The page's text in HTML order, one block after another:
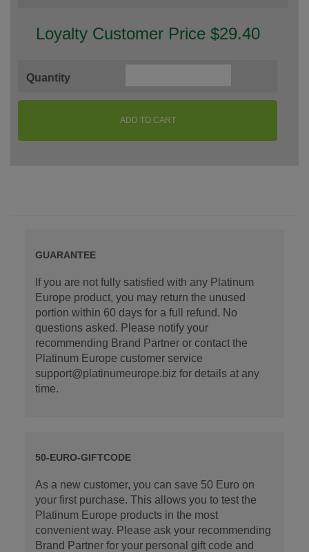
Loyalty Customer Price $29.40
Quantity
ADD TO CART
GUARANTEE
If you are not fully satisfied with any Platinum
Europe product, you may return the unused
portion within 60 days for a full refund. No
questions asked. Please notify your
recommending Brand Partner or contact the
Platinum Europe customer service
support@platinumeurope.biz for details at any
time.
50-EURO-GIFTCODE
As a new customer, you can save 50 Euro on
your first purchase. This allows you to test the
Platinum Europe products in the most
convenient way. Please ask your recommending
Brand Partner for your personal gift code and